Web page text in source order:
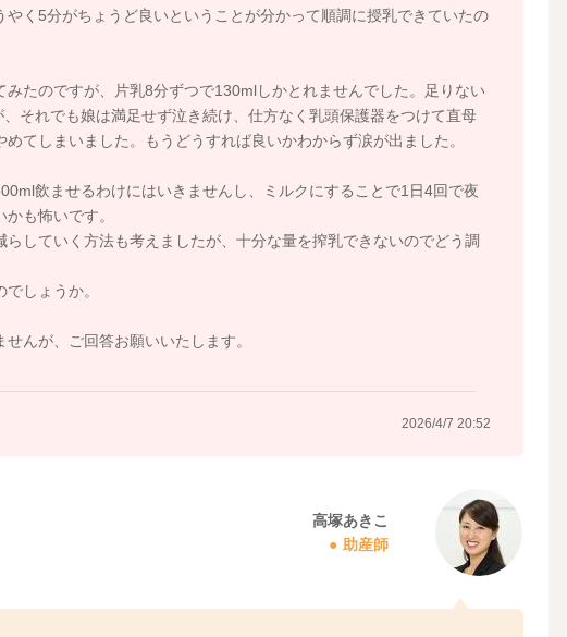
く5分がちょうど良いということが分かって順調に授乳できていたの
たのですが、片乳8分ずつで130mlしかとれませんでした。足りない
それでも娘は満足せず泣き続け、仕方なく乳頭保護器をつけて直母
てしまいました。もうどうすれば良いかわからず涙が出ました。
飲ませるわけにはいきませんし、ミルクにすることで1日4回で夜
も怖いです。
していく方法も考えましたが、十分な量を搾乳できないのでどう調
しょうか。
んが、ご回答お願いいたします。
2026/4/7 20:52
高塚あきこ
助産師